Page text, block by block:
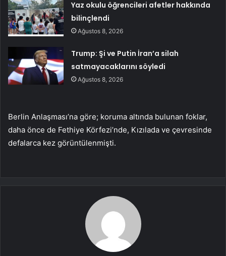
Yaz okulu öğrencileri afetler hakkında
bilinçlendi
Ağustos 8, 2026
Trump: Şi ve Putin İran’a silah
satmayacaklarını söyledi
Ağustos 8, 2026
Berlin Anlaşması’na göre; koruma altında bulunan foklar,
daha önce de Fethiye Körfezi’nde, Kızılada ve çevresinde
defalarca kez görüntülenmişti.